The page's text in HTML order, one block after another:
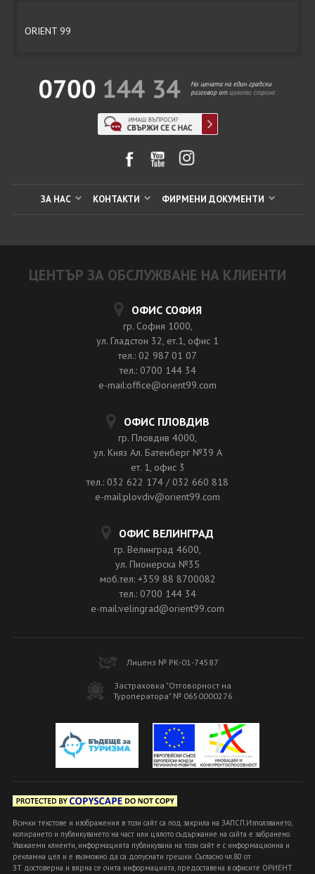
ORIENT 99
ЗА НАС КОНТАКТИ ФИРМЕНИ ДОКУМЕНТИ
ЦЕНТЪР ЗА ОБСЛУЖВАНЕ НА КЛИЕНТИ
ОФИС СОФИЯ
гр. София 1000,
ул. Гладстон 32, ет.1, офис 1
тел.: 02 987 01 07
тел.: 0700 144 34
e-mail:office@orient99.com
ОФИС ПЛОВДИВ
гр. Пловдив 4000,
ул. Княз Ал. Батенберг №39 A
ет. 1, офис 3
тел.: 032 622 174 / 032 660 818
e-mail:plovdiv@orient99.com
ОФИС ВЕЛИНГРАД
гр. Велинград 4600,
ул. Пионерска №35
моб.тел: +359 88 8700082
тел.: 0700 144 34
e-mail:velingrad@orient99.com
Лиценз № РК-01-74587
Застраховка "Отговорност на
Туроператора" № 0650000276
Всички текстове и изображения в този сайт са под закрила на ЗАПСП.Използването,
копирането и публикуването на част или цялото съдържание на сайта е забранено.
Уважаеми клиенти, информацията публикувана на този сайт е с информационна и
рекламна цел и е възможно да са допуснати грешки. Съгласно чл.80 от
ЗТ достоверна и вярна се счита информацията, предоставена в офисите ОРИЕНТ